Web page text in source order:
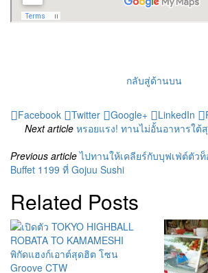
กลับสู่ด้านบน
Facebook Twitter Google+ LinkedIn
Next article หรอยแรง! ทานไม่อั้นอาหารใต้
Previous article ไปทานให้เคลียร์กับบุฟเฟ่ต์ตัวท็
Buffet 1199 ที่ Gojuu Sushi
Related Posts